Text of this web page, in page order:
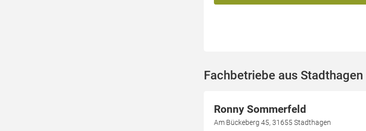
Fachbetriebe aus Stadthagen
Ronny Sommerfeld
Am Bückeberg 45, 31655 Stadthagen